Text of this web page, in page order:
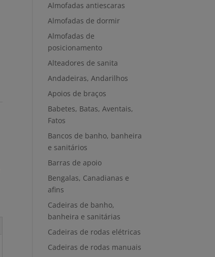
Almofadas antiescaras
Almofadas de dormir
Almofadas de
posicionamento
Alteadores de sanita
Andadeiras, Andarilhos
Apoios de braços
Babetes, Batas, Aventais,
Fatos
Bancos de banho, banheira
e sanitários
Barras de apoio
Bengalas, Canadianas e
afins
Cadeiras de banho,
banheira e sanitárias
Cadeiras de rodas elétricas
Cadeiras de rodas manuais